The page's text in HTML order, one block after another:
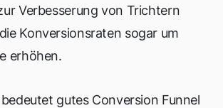
Verbesserung von Trichtern
Konversionsraten sogar um
erhöhen.
gutes Conversion Funnel